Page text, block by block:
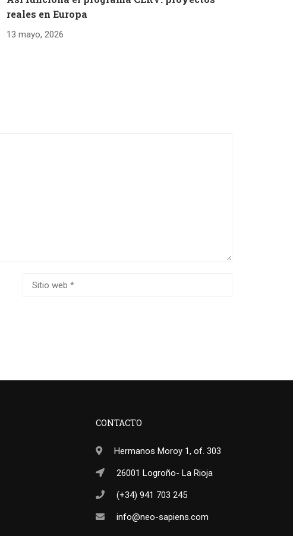
reales en Europa
13 mayo, 2026
CONTACTO
Hermanos Moroy 1, of. 303
26001 Logroño- La Rioja
(+34) 941 703 245
info@neo-sapiens.com